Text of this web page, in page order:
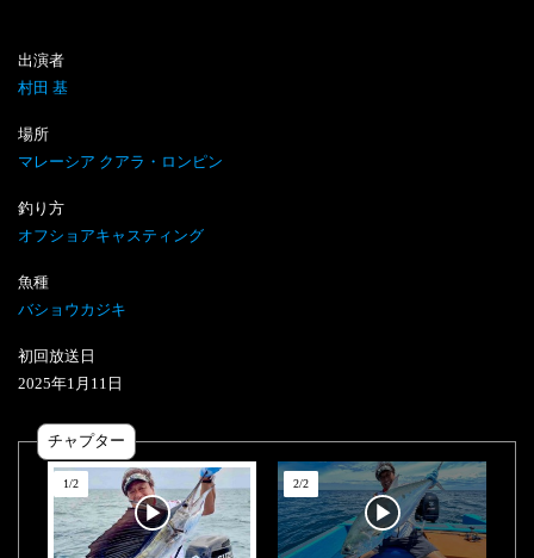
出演者
村田 基
場所
マレーシア クアラ・ロンピン
釣り方
オフショアキャスティング
魚種
バショウカジキ
初回放送日
2025年1 月 11 日
チャプター
1/2 2/2